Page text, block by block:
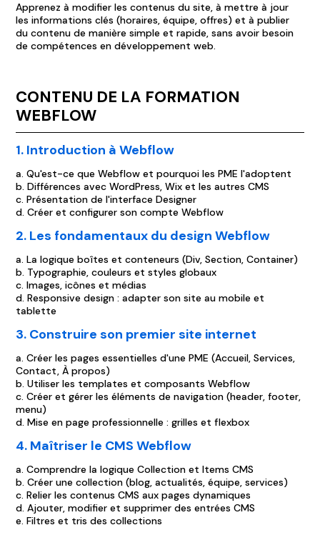
Apprenez à modifier les contenus du site, à mettre à jour
les informations clés (horaires, équipe, offres) et à publier
du contenu de manière simple et rapide, sans avoir besoin
de compétences en développement web.
CONTENU DE LA FORMATION
WEBFLOW
1. Introduction à Webflow
a. Qu'est-ce que Webflow et pourquoi les PME l'adoptent
b. Différences avec WordPress, Wix et les autres CMS
c. Présentation de l'interface Designer
d. Créer et configurer son compte Webflow
2. Les fondamentaux du design Webflow
a. La logique boîtes et conteneurs (Div, Section, Container)
b. Typographie, couleurs et styles globaux
c. Images, icônes et médias
d. Responsive design : adapter son site au mobile et
tablette
3. Construire son premier site internet
a. Créer les pages essentielles d'une PME (Accueil, Services,
Contact, À propos)
b. Utiliser les templates et composants Webflow
c. Créer et gérer les éléments de navigation (header, footer,
menu)
d. Mise en page professionnelle : grilles et flexbox
4. Maîtriser le CMS Webflow
a. Comprendre la logique Collection et Items CMS
b. Créer une collection (blog, actualités, équipe, services)
c. Relier les contenus CMS aux pages dynamiques
d. Ajouter, modifier et supprimer des entrées CMS
e. Filtres et tris des collections